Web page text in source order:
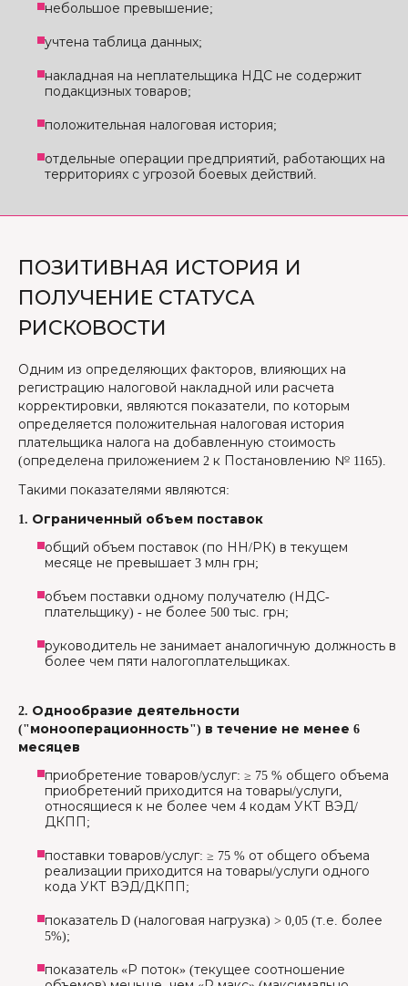
небольшое превышение;
учтена таблица данных;
накладная на неплательщика НДС не содержит
подакцизных товаров;
положительная налоговая история;
отдельные операции предприятий, работающих на
территориях с угрозой боевых действий.
ПОЗИТИВНАЯ ИСТОРИЯ И
ПОЛУЧЕНИЕ СТАТУСА
РИСКОВОСТИ
Одним из определяющих факторов, влияющих на
регистрацию налоговой накладной или расчета
корректировки, являются показатели, по которым
определяется положительная налоговая история
плательщика налога на добавленную стоимость
(определена приложением 2 к Постановлению № 1165).
Такими показателями являются:
1. Ограниченный объем поставок
общий объем поставок (по НН/РК) в текущем
месяце не превышает 3 млн грн;
объем поставки одному получателю (НДС-
плательщику) - не более 500 тыс. грн;
руководитель не занимает аналогичную должность в
более чем пяти налогоплательщиках.
2. Однообразие деятельности
("монооперационность") в течение не менее 6
месяцев
приобретение товаров/услуг: ≥ 75 % общего объема
приобретений приходится на товары/услуги,
относящиеся к не более чем 4 кодам УКТ ВЭД/
ДКПП;
поставки товаров/услуг: ≥ 75 % от общего объема
реализации приходится на товары/услуги одного
кода УКТ ВЭД/ДКПП;
показатель D (налоговая нагрузка) > 0,05 (т.е. более
5%);
показатель «Р поток» (текущее соотношение